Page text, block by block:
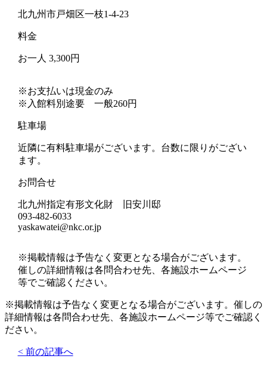
北九州市戸畑区一枝1-4-23
料金
お一人 3,300円
※お支払いは現金のみ
※入館料別途要 一般260円
駐車場
近隣に有料駐車場がございます。台数に限りがござい
ます。
お問合せ
北九州指定有形文化財 旧安川邸
093-482-6033
yaskawatei@nkc.or.jp
※掲載情報は予告なく変更となる場合がございます。
催しの詳細情報は各問合わせ先、各施設ホームページ
等でご確認ください。
※掲載情報は予告なく変更となる場合がございます。催しの
詳細情報は各問合わせ先、各施設ホームページ等でご確認く
ださい。
< 前の記事へ